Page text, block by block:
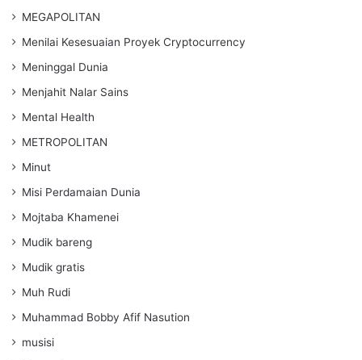
MEGAPOLITAN
Menilai Kesesuaian Proyek Cryptocurrency
Meninggal Dunia
Menjahit Nalar Sains
Mental Health
METROPOLITAN
Minut
Misi Perdamaian Dunia
Mojtaba Khamenei
Mudik bareng
Mudik gratis
Muh Rudi
Muhammad Bobby Afif Nasution
musisi